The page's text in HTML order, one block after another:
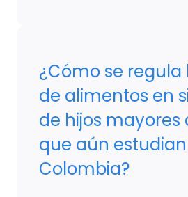
¿Cómo se regula
de alimentos en
de hijos mayores
que aún
Colombia?